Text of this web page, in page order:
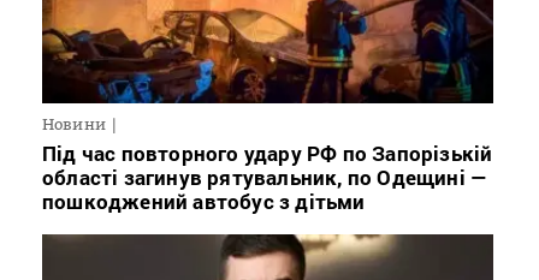
Новини
Під час повторного удару РФ по Запорізькій
області загинув рятувальник, по Одещині —
пошкоджений автобус з дітьми